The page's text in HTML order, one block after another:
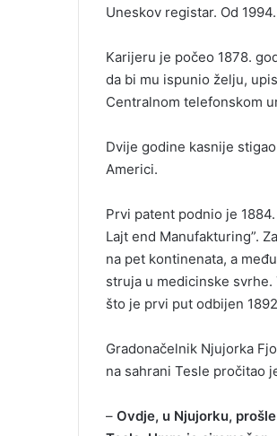
Uneskov registar. Od
Karijeru je počeo 1878.
da bi mu ispunio želju,
Centralnom telefonskom
Dvije godine kasnije
Americi.
Prvi patent podnio je
Lajt end Manufakturing”.
na pet kontinenata, a
struja u medicinske
što je prvi put odbijen
Gradonačelnik Njujorka
na sahrani Tesle pročitao
– Ovdje, u Njujorku,